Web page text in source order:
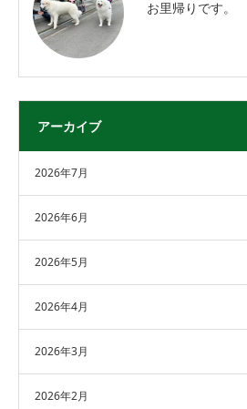
お里帰りです。
アーカイブ
2026年7月
2026年6月
2026年5月
2026年4月
2026年3月
2026年2月